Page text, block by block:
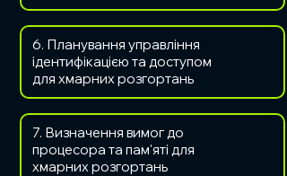
​6. Планування управління
ідентифікацією та доступом
для хмарних розгортань
7. Визначення вимог до
процесора та пам'яті для
хмарних розгортань